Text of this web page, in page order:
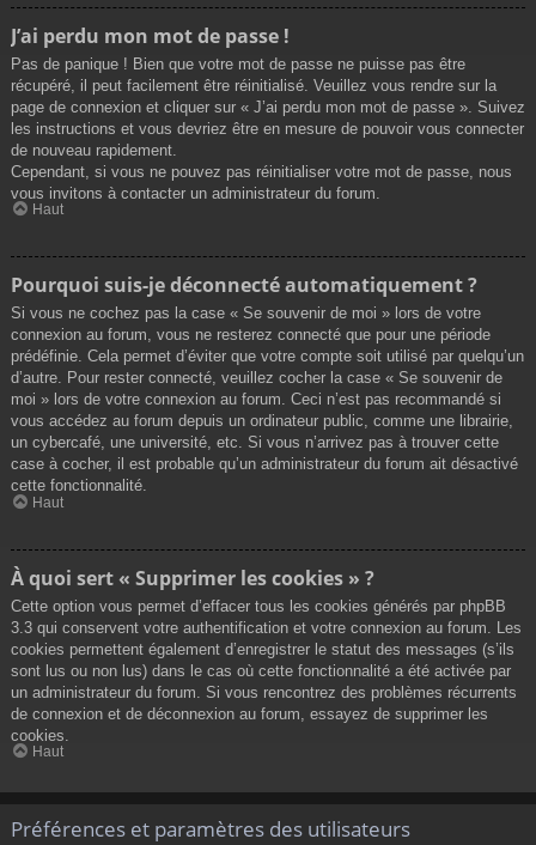
J’ai perdu mon mot de passe !
Pas de panique ! Bien que votre mot de passe ne puisse pas être
récupéré, il peut facilement être réinitialisé. Veuillez vous rendre sur la
page de connexion et cliquer sur « J’ai perdu mon mot de passe ». Suivez
les instructions et vous devriez être en mesure de pouvoir vous connecter
de nouveau rapidement.
Cependant, si vous ne pouvez pas réinitialiser votre mot de passe, nous
vous invitons à contacter un administrateur du forum.
Haut
Pourquoi suis-je déconnecté automatiquement ?
Si vous ne cochez pas la case « Se souvenir de moi » lors de votre
connexion au forum, vous ne resterez connecté que pour une période
prédéfinie. Cela permet d’éviter que votre compte soit utilisé par quelqu’un
d’autre. Pour rester connecté, veuillez cocher la case « Se souvenir de
moi » lors de votre connexion au forum. Ceci n’est pas recommandé si
vous accédez au forum depuis un ordinateur public, comme une librairie,
un cybercafé, une université, etc. Si vous n’arrivez pas à trouver cette
case à cocher, il est probable qu’un administrateur du forum ait désactivé
cette fonctionnalité.
Haut
À quoi sert « Supprimer les cookies » ?
Cette option vous permet d’effacer tous les cookies générés par phpBB
3.3 qui conservent votre authentification et votre connexion au forum. Les
cookies permettent également d’enregistrer le statut des messages (s’ils
sont lus ou non lus) dans le cas où cette fonctionnalité a été activée par
un administrateur du forum. Si vous rencontrez des problèmes récurrents
de connexion et de déconnexion au forum, essayez de supprimer les
cookies.
Haut
Préférences et paramètres des utilisateurs